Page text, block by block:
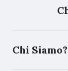
Chi Siamo?